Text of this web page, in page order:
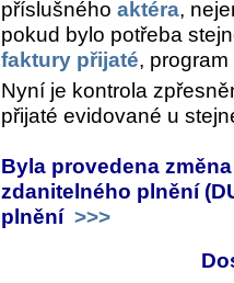
příslušného aktéra,
pokud bylo potřeba
faktury přijaté,
Nyní je kontrola
přijaté evidované u
Byla provedena
zdanitelného plnění
plnění >>>